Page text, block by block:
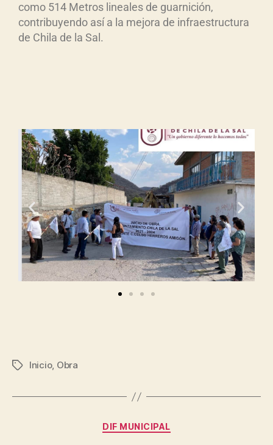
como 514 Metros lineales de guarnición,
contribuyendo así a la mejora de infraestructura
de Chila de la Sal.
Inicio, Obra
DIF MUNICIPAL